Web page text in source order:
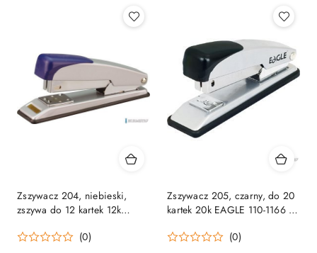
Zszywacz 204, niebieski,
zszywa do 12 kartek 12k
24/6 26/6
(0)
Zszywacz 205, czarny, do 20
kartek 20k EAGLE 110-1166 na
(0)